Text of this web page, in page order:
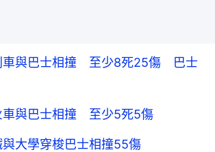
車與巴士相撞 至少8死25傷 巴士
車與巴士相撞 至少5死5傷
大學穿梭巴士相撞55傷